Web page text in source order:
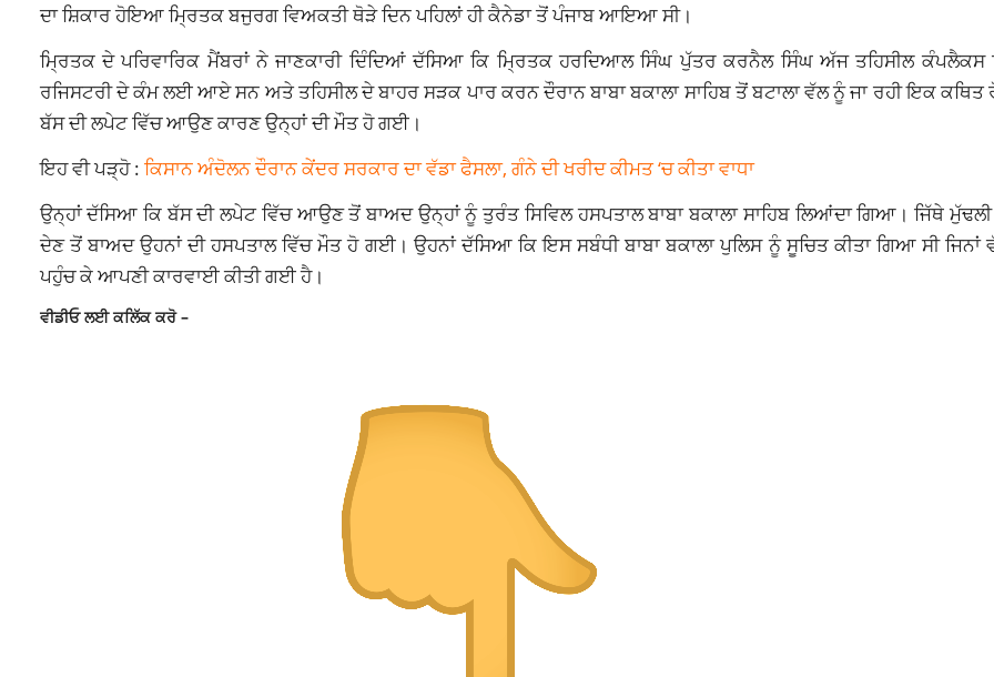
ਦਾ ਸ਼ਿਕਾਰ ਹੋਇਆ ਮ੍ਰਿਤਕ ਬਜੁਰਗ ਵਿਅਕਤੀ ਥੋੜੇ ਦਿਨ ਪਹਿਲਾਂ ਹੀ ਕੈਨੇਡਾ ਤੋਂ ਪੰਜਾਬ ਆਇਆ ਸੀ।
ਮ੍ਰਿਤਕ ਦੇ ਪਰਿਵਾਰਿਕ ਮੈਂਬਰਾਂ ਨੇ ਜਾਣਕਾਰੀ ਦਿੰਦਿਆਂ ਦੱਸਿਆ ਕਿ ਮ੍ਰਿਤਕ ਹਰਦਿਆਲ ਸਿੰਘ ਪੁੱਤਰ ਕਰਨੈਲ ਸਿੰਘ ਅੱਜ ਤਹਿਸੀਲ ਕੰਪਲੈਕਸ
ਰਜਿਸਟਰੀ ਦੇ ਕੰਮ ਲਈ ਆਏ ਸਨ ਅਤੇ ਤਹਿਸੀਲ ਦੇ ਬਾਹਰ ਸੜਕ ਪਾਰ ਕਰਨ ਦੌਰਾਨ ਬਾਬਾ ਬਕਾਲਾ ਸਾਹਿਬ ਤੋਂ ਬਟਾਲਾ ਵੱਲ ਨੂੰ ਜਾ ਰਹੀ ਇਕ ਕਥਿਤ
ਬੱਸ ਦੀ ਲਪੇਟ ਵਿੱਚ ਆਉਣ ਕਾਰਣ ਉਨ੍ਹਾਂ ਦੀ ਮੌਤ ਹੋ ਗਈ।
ਇਹ ਵੀ ਪੜ੍ਹੋ : ਕਿਸਾਨ ਅੰਦੋਲਨ ਦੌਰਾਨ ਕੇਂਦਰ ਸਰਕਾਰ ਦਾ ਵੱਡਾ ਫੈਸਲਾ, ਗੰਨੇ ਦੀ ਖਰੀਦ ਕੀਮਤ ‘ਚ ਕੀਤਾ ਵਾਧਾ
ਉਨ੍ਹਾਂ ਦੱਸਿਆ ਕਿ ਬੱਸ ਦੀ ਲਪੇਟ ਵਿੱਚ ਆਉਣ ਤੋਂ ਬਾਅਦ ਉਨ੍ਹਾਂ ਨੂੰ ਤੁਰੰਤ ਸਿਵਿਲ ਹਸਪਤਾਲ ਬਾਬਾ ਬਕਾਲਾ ਸਾਹਿਬ ਲਿਆਂਦਾ ਗਿਆ। ਜਿੱਥੇ
ਦੇਣ ਤੋਂ ਬਾਅਦ ਉਹਨਾਂ ਦੀ ਹਸਪਤਾਲ ਵਿੱਚ ਮੌਤ ਹੋ ਗਈ। ਉਹਨਾਂ ਦੱਸਿਆ ਕਿ ਇਸ ਸਬੰਧੀ ਬਾਬਾ ਬਕਾਲਾ ਪੁਲਿਸ ਨੂੰ ਸੂਚਿਤ ਕੀਤਾ ਗਿਆ ਸੀ
ਪਹੁੰਚ ਕੇ ਆਪਣੀ ਕਾਰਵਾਈ ਕੀਤੀ ਗਈ ਹੈ।
ਵੀਡੀਓ ਲਈ ਕਲਿੱਕ ਕਰੋ –